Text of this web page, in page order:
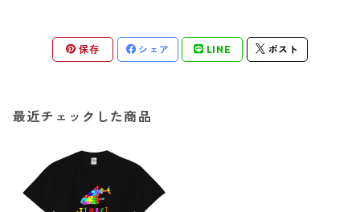
保存 シェア LINE ポスト
最近チェックした商品